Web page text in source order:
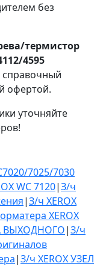
без
термистор
4595
справочный
офертой.
уточняйте
7025/7030
WC 7120|З/ч
|З/ч XEROX
XEROX
ВЫХОДНОГО|З/ч
|З/ч XEROX УЗЕЛ